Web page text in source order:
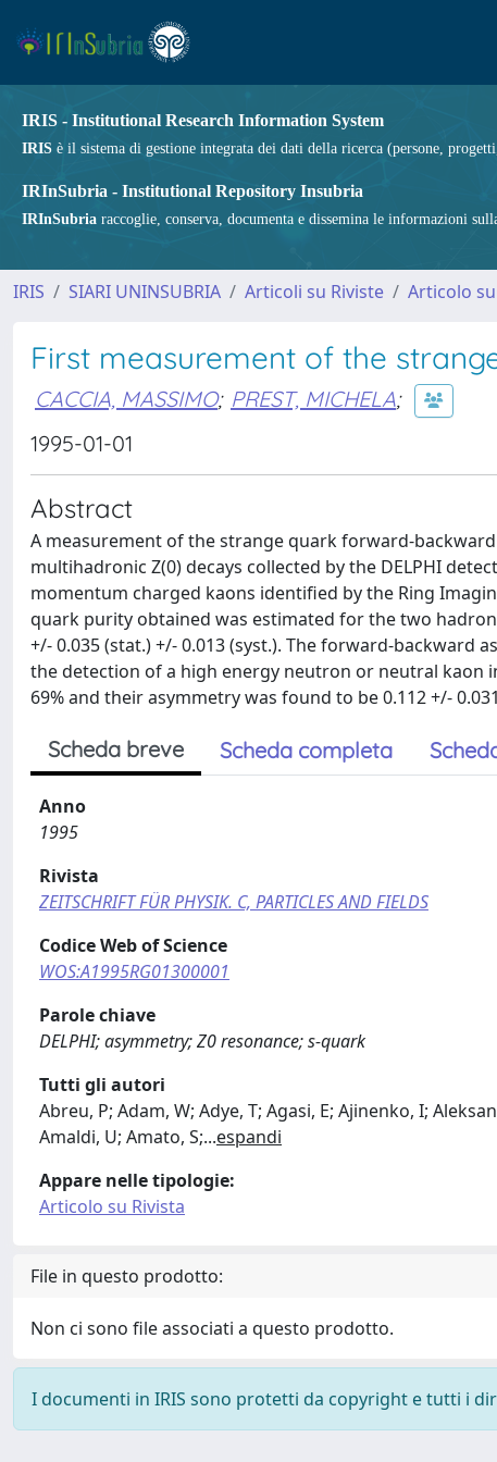
IRIS - Institutional Research Information System
IRIS è il sistema di gestione integrata dei dati della ricerca (persone,
IRInSubria - Institutional Repository Insubria
IRInSubria raccoglie, conserva, documenta e dissemina le informazioni
IRIS SIARI UNINSUBRIA Articoli su Riviste Articolo
First measurement of the
CACCIA, MASSIMO; PREST, MICHELA;
1995-01-01
Abstract
A measurement of the strange quark forward-
multihadronic Z(0) decays collected by the DELPHI
momentum charged kaons identified by the Ring
quark purity obtained was estimated for the two
+/- 0.035 (stat.) +/- 0.013 (syst.). The forward-
the detection of a high energy neutron or neutral kaon
69% and their asymmetry was found to be 0.112 +/-
Scheda breve Scheda completa
Anno
1995
Rivista
ZEITSCHRIFT FÜR PHYSIK. C, PARTICLES AND FIELDS
Codice Web of Science
WOS:A1995RG01300001
Parole chiave
DELPHI; asymmetry; Z0 resonance; s-quark
Tutti gli autori
Abreu, P; Adam, W; Adye, T; Agasi, E; Ajinenko, I;
Amaldi, U; Amato, S;...espandi
Appare nelle tipologie:
Articolo su Rivista
File in questo prodotto:
Non ci sono file associati a questo prodotto.
I documenti in IRIS sono protetti da copyright e tutti i